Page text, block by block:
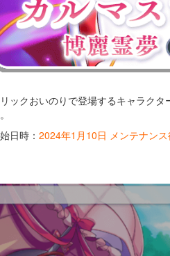
ックおいのりで登場するキャラク
日時： 2024年1月10日 メンテナンス